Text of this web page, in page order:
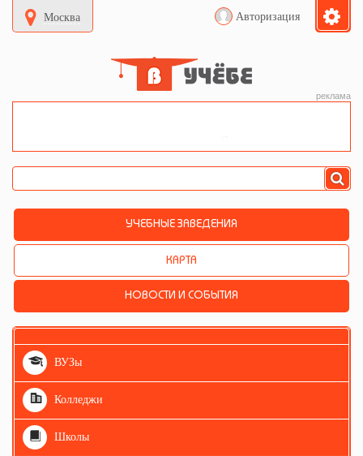
Москва Авторизация
реклама
УЧЕБНЫЕ ЗАВЕДЕНИЯ
КАРТА
НОВОСТИ И СОБЫТИЯ
ВУЗы
Колледжи
Школы